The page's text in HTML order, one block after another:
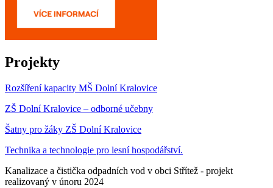
Projekty
Rozšíření kapacity MŠ Dolní Kralovice
ZŠ Dolní Kralovice – odborné učebny
Šatny pro žáky ZŠ Dolní Kralovice
Technika a technologie pro lesní hospodářství.
Kanalizace a čistička odpadních vod v obci Střítež - projekt
realizovaný v únoru 2024